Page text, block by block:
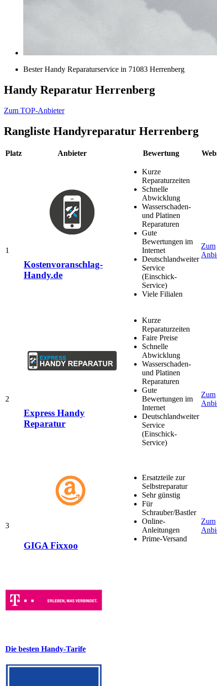
Bester Handy Reparaturservice in 71083 Herrenberg
Handy Reparatur Herrenberg
Zum TOP-Anbieter
Rangliste Handyreparatur Herrenberg
Platz Anbieter Bewertung
1
Kostenvoranschlag-
Handy.de
Kurze
Reparaturzeiten
Schnelle
Abwicklung
Wasserschaden-
und Platinen
Reparaturen
Gute
Bewertungen im
Internet
Deutschlandweiter
Service
(Einschick-
Service)
Viele Filialen
Zum
2
Express Handy
Reparatur
Kurze
Reparaturzeiten
Faire Preise
Schnelle
Abwicklung
Wasserschaden-
und Platinen
Reparaturen
Gute
Bewertungen im
Internet
Deutschlandweiter
Service
(Einschick-
Service)
Zum
3
GIGA Fixxoo
Ersatzteile zur
Selbstreparatur
Sehr günstig
Für
Schrauber/Bastler
Online-
Anleitungen
Prime-Versand
Zum
Die besten Handy-Tarife